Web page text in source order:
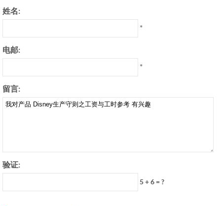
姓名:
*
电邮:
*
留言:
验证:
5 + 6 = ?